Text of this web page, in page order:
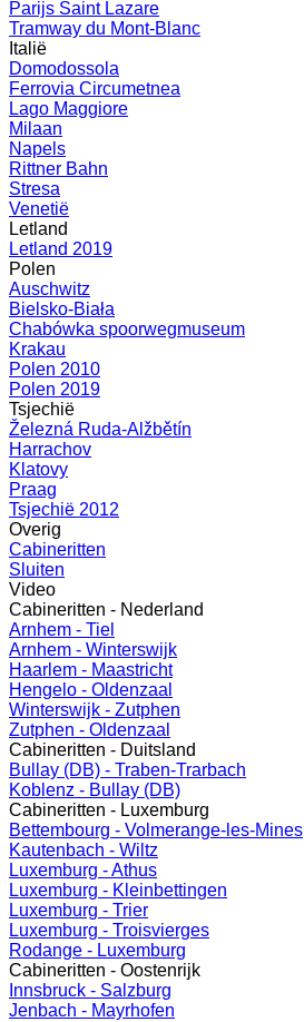
Parijs Saint Lazare
Tramway du Mont-Blanc
Italië
Domodossola
Ferrovia Circumetnea
Lago Maggiore
Milaan
Napels
Rittner Bahn
Stresa
Venetië
Letland
Letland 2019
Polen
Auschwitz
Bielsko-Biała
Chabówka spoorwegmuseum
Krakau
Polen 2010
Polen 2019
Tsjechië
Železná Ruda-Alžbětín
Harrachov
Klatovy
Praag
Tsjechië 2012
Overig
Cabineritten
Sluiten
Video
Cabineritten - Nederland
Arnhem - Tiel
Arnhem - Winterswijk
Haarlem - Maastricht
Hengelo - Oldenzaal
Winterswijk - Zutphen
Zutphen - Oldenzaal
Cabineritten - Duitsland
Bullay (DB) - Traben-Trarbach
Koblenz - Bullay (DB)
Cabineritten - Luxemburg
Bettembourg - Volmerange-les-Mines
Kautenbach - Wiltz
Luxemburg - Athus
Luxemburg - Kleinbettingen
Luxemburg - Trier
Luxemburg - Troisvierges
Rodange - Luxemburg
Cabineritten - Oostenrijk
Innsbruck - Salzburg
Jenbach - Mayrhofen